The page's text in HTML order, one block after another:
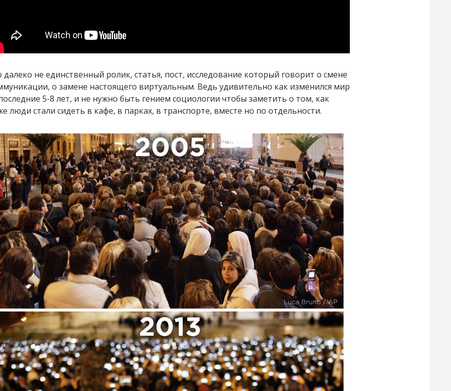
далеко не единственный ролик, статья, пост, исследование который говорит о смене
о замене настоящего виртуальным. Ведь удивительно как изменился мир
5-8 лет, и не нужно быть гением социологии чтобы заметить о том, как
люди стали сидеть в кафе, в парках, в транспорте, вместе но по отдельности.